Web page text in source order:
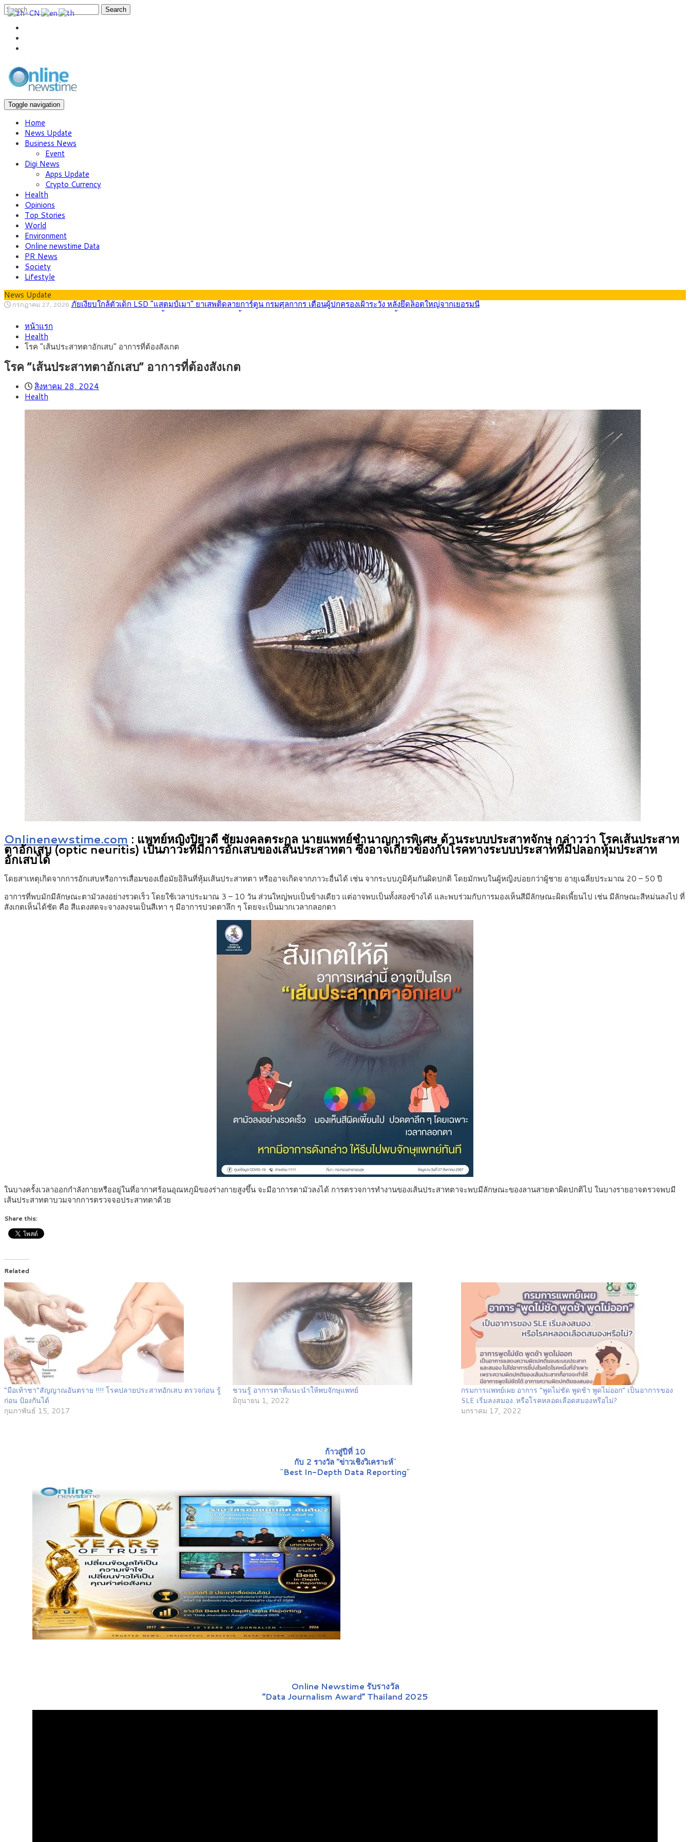
Search
Toggle navigation
Home
News Update
Business News
Event
Digi News
Apps Update
Crypto Currency
Health
Opinions
Top Stories
World
Environment
Online newstime Data
PR News
Society
Lifestyle
News Update
กรกฎาคม 27, 2026 กรุงศรี คาดเงินบาทสัปดาห์นี้ (27–31 ก.ค. 2569) ซื้อขายในกรอบ 33.40-34.00 มองเฟดคงดอกเบี้ย
สิงหาคม 4, 2026
สิงหาคม 3, 2026
สิงหาคม 1, 2026 “เอกนิติ” เปิดเครื่องยนต์เศรษฐกิจใหม่ของไทย เดินหน้า 5 ยุทธศาสตร์ รื้อโครงสร้างเศรษฐกิจ ดันไทยโตเต็มศักยภาพ
กรกฎาคม 27, 2026 ภัยเงียบใกล้ตัวเด็ก LSD “แสตมป์เมา” ยาเสพติดลายการ์ตูน กรมศุลกากร เตือนผู้ปกครองเฝ้าระวัง หลังยึดล็อตใหญ่จากเยอรมนี
หน้าแรก
Health
โรค “เส้นประสาทตาอักเสบ” อาการที่ต้องสังเกต
โรค “เส้นประสาทตาอักเสบ” อาการที่ต้องสังเกต
สิงหาคม 28, 2024
Health
Onlinenewstime.com : แพทย์หญิงปิยวดี ชัยมงคลตระกูล นายแพทย์ชำนาญการพิเศษ ด้านระบบประสาทจักษุ กล่าวว่า โรคเส้นประสาท
ตาอักเสบ (optic neuritis) เป็นภาวะที่มีการอักเสบของเส้นประสาทตา ซึ่งอาจเกี่ยวข้องกับโรคทางระบบประสาทที่มีปลอกหุ้มประสาท
อักเสบได้
โดยสาเหตุเกิดจากการอักเสบหรือการเสื่อมของเยื่อมัยอิลินที่หุ้มเส้นประสาทตา หรืออาจเกิดจากภาวะอื่นได้ เช่น จากระบบภูมิคุ้มกันผิดปกติ โดยมักพบในผู้หญิงบ่อยกว่าผู้ชาย อายุเฉลี่ยประมาณ 20 – 50 ปี
อาการที่พบมักมีลักษณะตามัวลงอย่างรวดเร็ว โดยใช้เวลาประมาณ 3 – 10 วัน ส่วนใหญ่พบเป็นข้างเดียว แต่อาจพบเป็นทั้งสองข้างได้ และพบร่วมกับการมองเห็นสีมีลักษณะผิดเพี้ยนไป เช่น มีลักษณะสีหม่นลงไป ที่
สังเกตเห็นได้ชัด คือ สีแดงสดจะจางลงจนเป็นสีเทา ๆ มีอาการปวดตาลึก ๆ โดยจะเป็นมากเวลากลอกตา
ในบางครั้งเวลาออกกำลังกายหรืออยู่ในที่อากาศร้อนอุณหภูมิของร่างกายสูงขึ้น จะมีอาการตามัวลงได้ การตรวจการทำงานของเส้นประสาทตาจะพบมีลักษณะของลานสายตาผิดปกติไป ในบางรายอาจตรวจพบมี
เส้นประสาทตาบวมจากการตรวจจอประสาทตาด้วย
Share this:
Related
“มือเท้าชา”สัญญาณอันตราย !!!! โรคปลายประสาทอักเสบ ตรวจก่อน รู้
ก่อน ป้องกันได้
กุมภาพันธ์ 15, 2017
ชวนรู้ อาการตาที่แนะนำให้พบจักษุแพทย์
มิถุนายน 1, 2022
กรมการแพทย์เผย อาการ “พูดไม่ชัด พูดช้า พูดไม่ออก” เป็นอาการของ
SLE เริ่มลงสมอง..หรือโรคหลอดเลือดสมองหรือไม่?
มกราคม 17, 2022
ก้าวสู่ปีที่ 10
กับ 2 รางวัล "ข่าวเชิงวิเคราะห์"
"Best In-Depth Data Reporting"
Online Newstime รับรางวัล
“Data Journalism Award” Thailand 2025